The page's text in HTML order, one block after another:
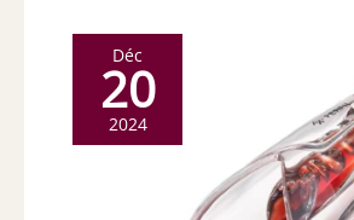
Déc
20
2024